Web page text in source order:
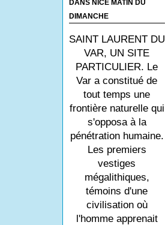
DANS NICE MATIN DU
DIMANCHE
SAINT LAURENT DU
VAR, UN SITE
PARTICULIER. Le
Var a constitué de
tout temps une
frontière naturelle qui
s'opposa à la
pénétration humaine.
Les premiers
vestiges
mégalithiques,
témoins d'une
civilisation où
l'homme apprenait